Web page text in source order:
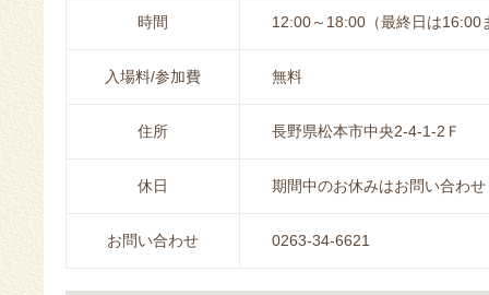
時間 12:00～18:00（最終日は16:00
入場料/参加費 無料
住所 長野県松本市中央2-4-1-2Ｆ
休日 期間中のお休みはお問い合わ
お問い合わせ 0263-34-6621